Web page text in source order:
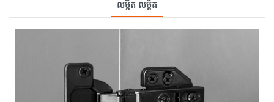
លម្អិត លម្អិត